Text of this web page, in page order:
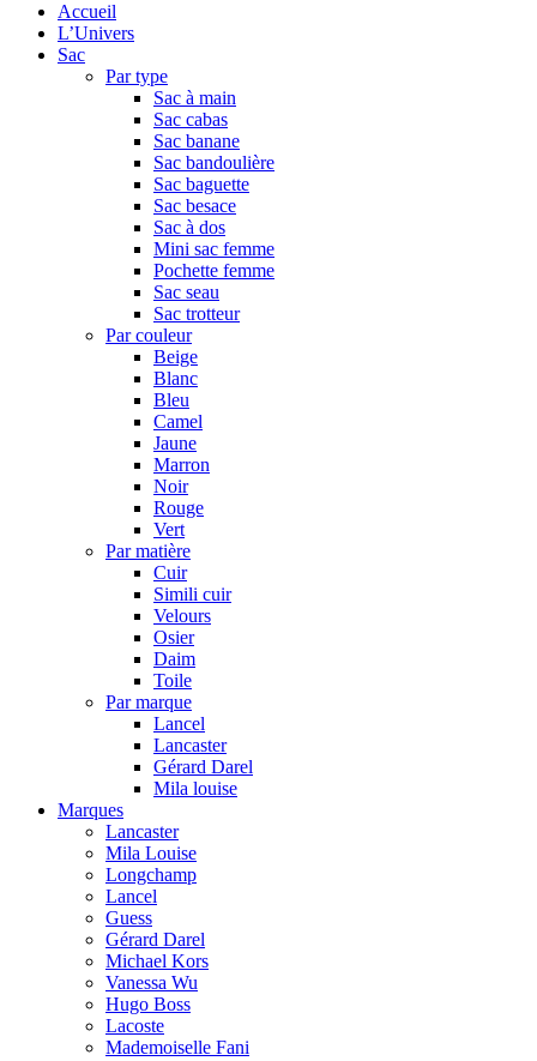
Accueil
L’Univers
Sac
Par type
Sac à main
Sac cabas
Sac banane
Sac bandoulière
Sac baguette
Sac besace
Sac à dos
Mini sac femme
Pochette femme
Sac seau
Sac trotteur
Par couleur
Beige
Blanc
Bleu
Camel
Jaune
Marron
Noir
Rouge
Vert
Par matière
Cuir
Simili cuir
Velours
Osier
Daim
Toile
Par marque
Lancel
Lancaster
Gérard Darel
Mila louise
Marques
Lancaster
Mila Louise
Longchamp
Lancel
Guess
Gérard Darel
Michael Kors
Vanessa Wu
Hugo Boss
Lacoste
Mademoiselle Fani